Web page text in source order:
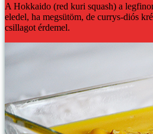
A Hokkaido (red kuri squash) a
eledel, ha megsütöm, de currys-diós
csillagot érdemel.